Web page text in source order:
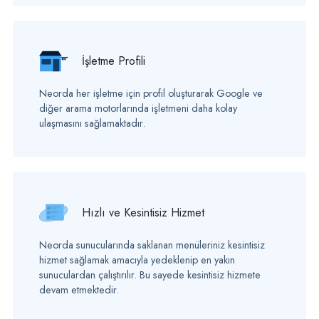
İşletme Profili
Neorda her işletme için profil oluşturarak Google ve
diğer arama motorlarında işletmeni daha kolay
ulaşmasını sağlamaktadır.
Hızlı ve Kesintisiz Hizmet
Neorda sunucularında saklanan menüleriniz kesintisiz
hizmet sağlamak amacıyla yedeklenip en yakın
sunuculardan çalıştırılır. Bu sayede kesintisiz hizmete
devam etmektedir.